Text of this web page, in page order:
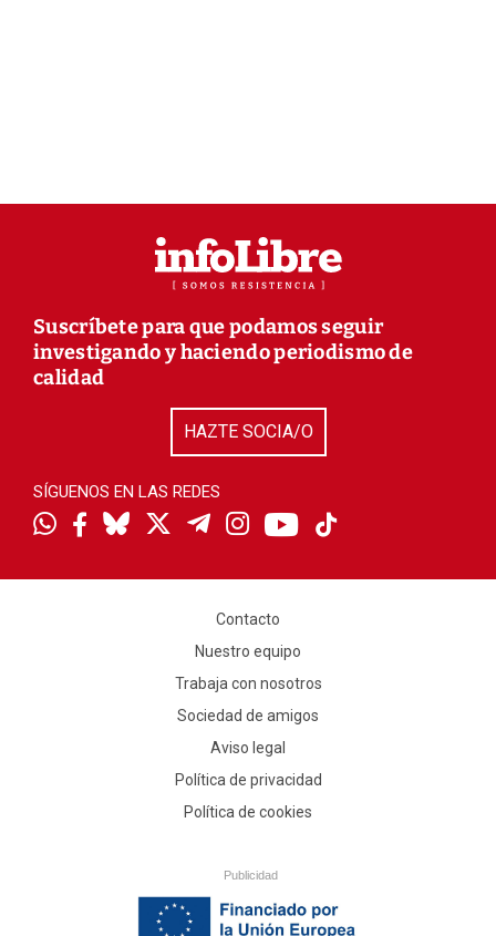
Suscríbete para que podamos seguir
investigando y haciendo periodismo de
calidad
HAZTE SOCIA/O
SÍGUENOS EN LAS REDES
Contacto
Nuestro equipo
Trabaja con nosotros
Sociedad de amigos
Aviso legal
Política de privacidad
Política de cookies
Publicidad